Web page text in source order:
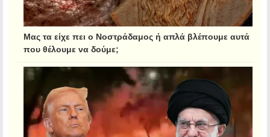
Μας τα είχε πει ο Νοστράδαμος ή απλά βλέπουμε αυτά
που θέλουμε να δούμε;